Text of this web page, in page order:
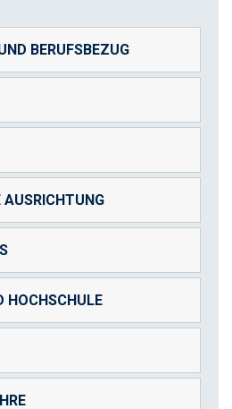
BERUFSBEZUG
HOCHSCHULE